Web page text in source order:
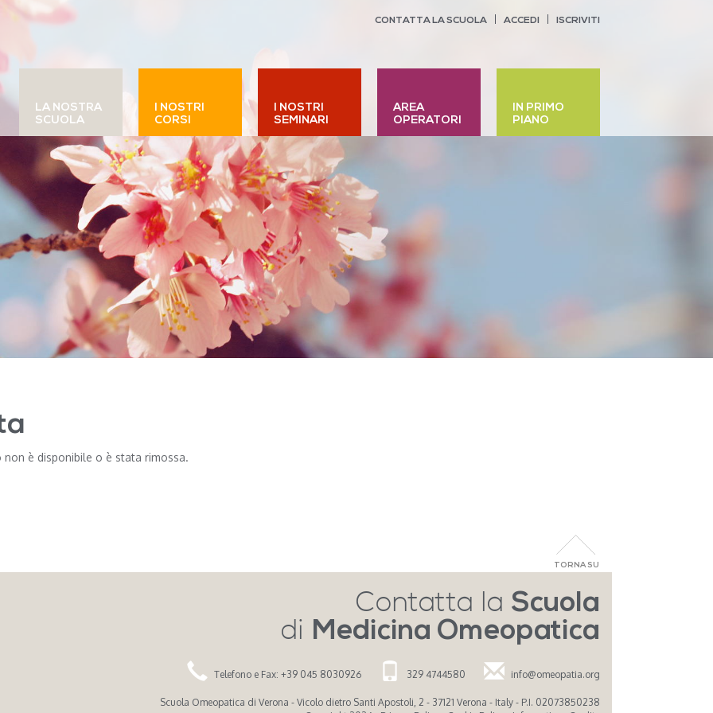
CONTATTA LA SCUOLA ACCEDI ISCRIVITI
LA NOSTRA
SCUOLA
I NOSTRI
CORSI
I NOSTRI
SEMINARI
AREA
OPERATORI
IN PRIMO
PIANO
è disponibile o è stata rimossa.
Contatta la Scuola
di Medicina Omeopatica
Telefono e Fax: +39 045 8030926 329 4744580 info@omeopatia.org
Scuola Omeopatica di Verona - Vicolo dietro Santi Apostoli, 2 - 37121 Verona - Italy - P.I. 02073850238
TORNA SU